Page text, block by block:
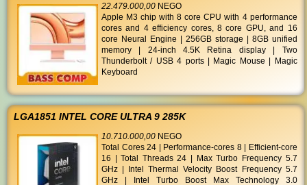
22.479.000,00 NEGO
Apple M3 chip with 8 core CPU with 4 performance
cores and 4 efficiency cores, 8 core GPU, and 16
core Neural Engine | 256GB storage | 8GB unified
memory | 24-inch 4.5K Retina display | Two
Thunderbolt / USB 4 ports | Magic Mouse | Magic
Keyboard
LGA1851 INTEL CORE ULTRA 9 285K
10.710.000,00 NEGO
Total Cores 24 | Performance-cores 8 | Efficient-core
16 | Total Threads 24 | Max Turbo Frequency 5.7
GHz | Intel Thermal Velocity Boost Frequency 5.7
GHz | Intel Turbo Boost Max Technology 3.0